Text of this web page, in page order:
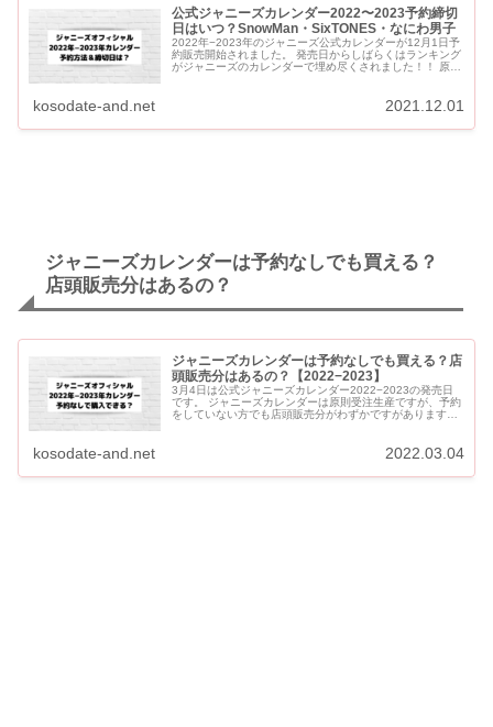
公式ジャニーズカレンダー2022〜2023予約締切
日はいつ？SnowMan・SixTONES・なにわ男子
2022年−2023年のジャニーズ公式カレンダーが12月1日予
約販売開始されました。 発売日からしばらくはランキング
がジャニーズのカレンダーで埋め尽くされました！！ 原則
kosodate-and.net 2021.12.01
ジャニーズカレンダーは予約なしでも買える？
店頭販売分はあるの？
ジャニーズカレンダーは予約なしでも買える？店
頭販売分はあるの？【2022−2023】
3月4日は公式ジャニーズカレンダー2022−2023の発売日
です。 ジャニーズカレンダーは原則受注生産ですが、予約
をしていない方でも店頭販売分がわずかですがあります。
kosodate-and.net 2022.03.04